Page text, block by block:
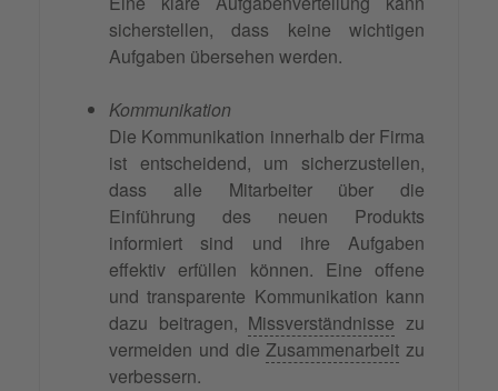
sicherstellen, dass keine wichtigen
Aufgaben übersehen werden.
Kommunikation
Die Kommunikation innerhalb der Firma
ist entscheidend, um sicherzustellen,
dass alle Mitarbeiter über die
Einführung des neuen Produkts
informiert sind und ihre Aufgaben
effektiv erfüllen können. Eine offene
und transparente Kommunikation kann
dazu beitragen, Missverständnisse zu
vermeiden und dieZusammenarbeit zu
verbessern.